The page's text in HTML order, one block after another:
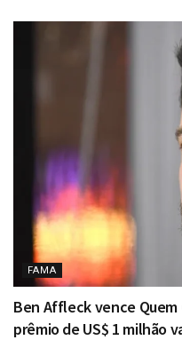
FAMA
Ben Affleck vence Quem
prêmio de US$ 1 milhão